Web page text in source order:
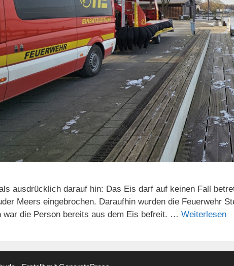
ausdrücklich darauf hin: Das Eis darf auf keinen Fall
Meers eingebrochen. Daraufhin wurden die Feuerwehr
war die Person bereits aus dem Eis befreit. … Weiterlesen